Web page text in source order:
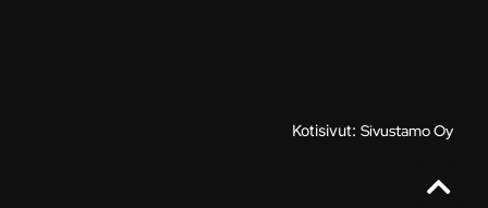
Kotisivut: Sivustamo Oy